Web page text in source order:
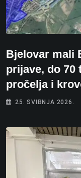
Bjelovar mali
prijave, do 70
pročelja i
25. SVIBNJA 2026.